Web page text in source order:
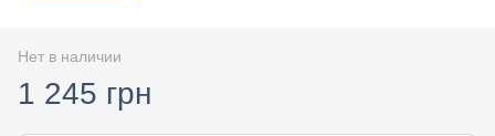
Нет в наличии
1 245 грн